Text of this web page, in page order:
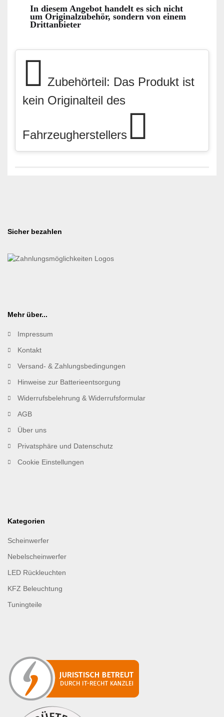
In diesem Angebot handelt es sich nicht
um Originalzubehör, sondern von einem
Drittanbieter
Zubehörteil: Das Produkt ist
kein Originalteil des
Fahrzeugherstellers
Sicher bezahlen
Mehr über...
Impressum
Kontakt
Versand- & Zahlungsbedingungen
Hinweise zur Batterieentsorgung
Widerrufsbelehrung & Widerrufsformular
AGB
Über uns
Privatsphäre und Datenschutz
Cookie Einstellungen
Kategorien
Scheinwerfer
Nebelscheinwerfer
LED Rückleuchten
KFZ Beleuchtung
Tuningteile